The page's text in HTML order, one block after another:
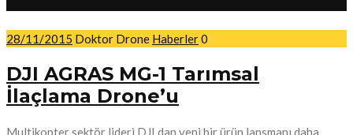
28/11/2015 Doktor Drone Haberler0
DJI AGRAS MG-1 Tarımsal
İlaçlama Drone’u
Multikopter sektör lideri DJI dan yeni bir ürün lansmanı daha